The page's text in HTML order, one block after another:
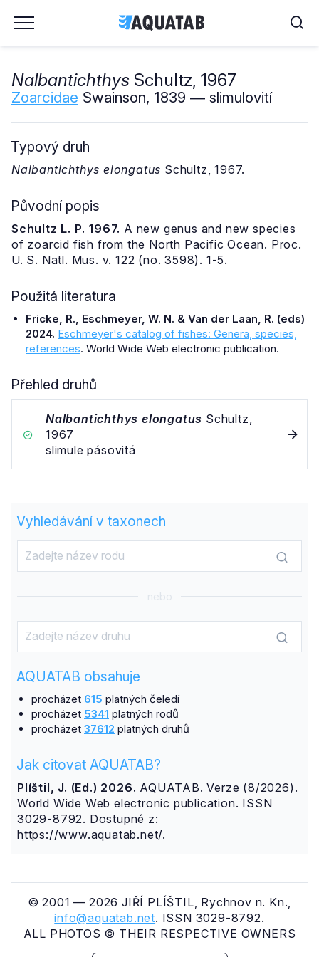
Nalbantichthys Schultz, 1967
Zoarcidae Swainson, 1839 ― slimulovití
Typový druh
Nalbantichthys elongatus Schultz, 1967.
Původní popis
Schultz L. P. 1967. A new genus and new species
of zoarcid fish from the North Pacific Ocean. Proc.
U. S. Natl. Mus. v. 122 (no. 3598). 1-5.
Použitá literatura
Fricke, R., Eschmeyer, W. N. & Van der Laan, R. (eds)
2024. Eschmeyer's catalog of fishes: Genera, species,
references. World Wide Web electronic publication.
Přehled druhů
Nalbantichthys elongatus Schultz,
1967
slimule pásovitá
Vyhledávání v taxonech
nebo
AQUATAB obsahuje
procházet 615 platných čeledí
procházet 5341 platných rodů
procházet 37612 platných druhů
Jak citovat AQUATAB?
Plíštil, J. (Ed.) 2026. AQUATAB. Verze (8/2026).
World Wide Web electronic publication. ISSN
3029-8792. Dostupné z:
https://www.aquatab.net/.
© 2001 — 2026 JIŘÍ PLÍŠTIL, Rychnov n. Kn.,
info@aquatab.net. ISSN 3029-8792.
ALL PHOTOS © THEIR RESPECTIVE OWNERS